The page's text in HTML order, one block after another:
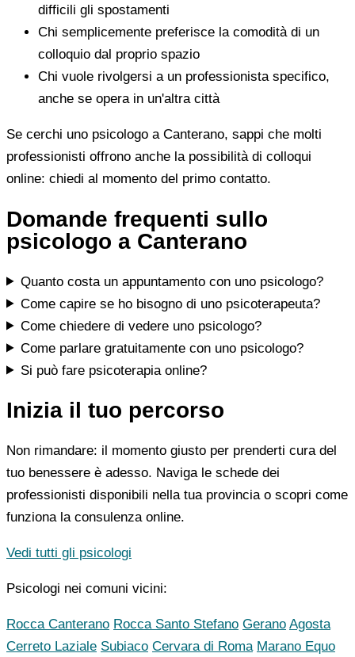
difficili gli spostamenti
Chi semplicemente preferisce la comodità di un
colloquio dal proprio spazio
Chi vuole rivolgersi a un professionista specifico,
anche se opera in un'altra città
Se cerchi uno psicologo a Canterano, sappi che molti
professionisti offrono anche la possibilità di colloqui
online: chiedi al momento del primo contatto.
Domande frequenti sullo
psicologo a Canterano
Quanto costa un appuntamento con uno psicologo?
Come capire se ho bisogno di uno psicoterapeuta?
Come chiedere di vedere uno psicologo?
Come parlare gratuitamente con uno psicologo?
Si può fare psicoterapia online?
Inizia il tuo percorso
Non rimandare: il momento giusto per prenderti cura del
tuo benessere è adesso. Naviga le schede dei
professionisti disponibili nella tua provincia o scopri come
funziona la consulenza online.
Vedi tutti gli psicologi
Psicologi nei comuni vicini:
Rocca Canterano Rocca Santo Stefano Gerano Agosta
Cerreto Laziale Subiaco Cervara di Roma Marano Equo